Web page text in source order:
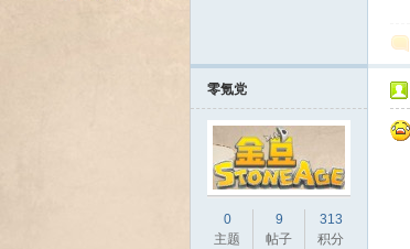
零氪党
0
主题
9
帖子
313
积分